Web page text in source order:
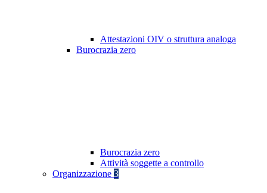
Attestazioni OIV o struttura analoga
Burocrazia zero
Burocrazia zero
Attività soggette a controllo
Organizzazione 3